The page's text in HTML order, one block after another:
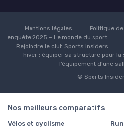
Mentions légales Politique
enquête 2025 – Le monde du sport
Rejoindre le club Sports Insiders
hiver : équiper sa structure pour la
l'équipement d'une
© Sports
Nos meilleurs comparatifs
Vélos et cyclisme